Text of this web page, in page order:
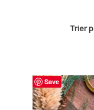
Trier
Save